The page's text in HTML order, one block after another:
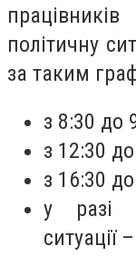
політичну
за таким
з 8:30 до
з 12:30
з 16:30
у разі
ситуації